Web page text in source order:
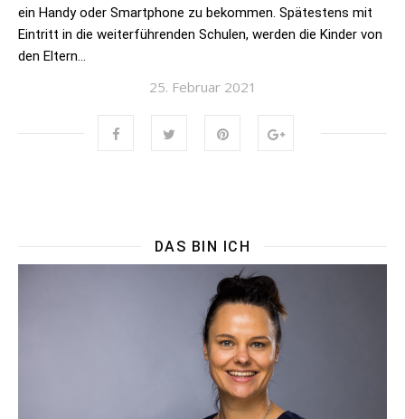
ein Handy oder Smartphone zu bekommen. Spätestens mit
Eintritt in die weiterführenden Schulen, werden die Kinder von
den Eltern…
25. Februar 2021
DAS BIN ICH